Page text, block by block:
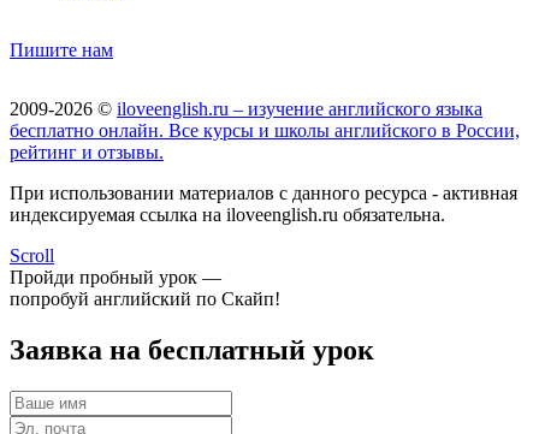
Пишите нам
2009-2026 © iloveenglish.ru – изучение английского языка
бесплатно онлайн. Все курсы и школы английского в России,
рейтинг и отзывы.
При использовании материалов с данного ресурса - активная
индексируемая ссылка на iloveenglish.ru обязательна.
Scroll
Пройди пробный урок —
попробуй английский по Скайп!
Заявка на бесплатный урок